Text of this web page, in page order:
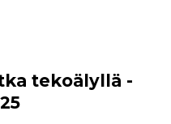
tekoälyllä -